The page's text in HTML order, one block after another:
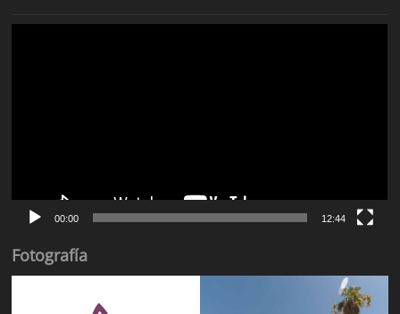
00:00 12:44
Fotografía